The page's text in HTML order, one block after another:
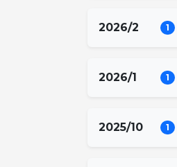
2026/2 1
2026/1 1
2025/10 1